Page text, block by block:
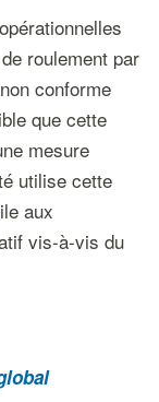
roulement par
conforme
que cette
mesure
utilise cette
aux
vis-à-vis du